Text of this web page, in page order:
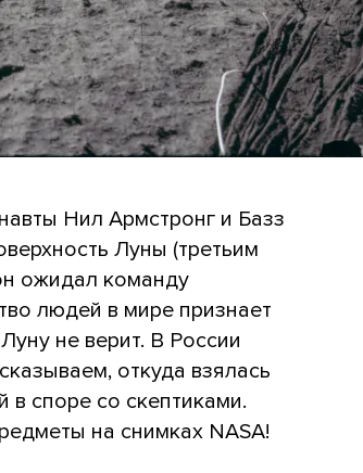
Нил Армстронг и Базз
Луны (третьим
ожидал команду
людей в мире признает
не верит. В России
откуда взялась
в споре со скептиками.
на снимках NASA!